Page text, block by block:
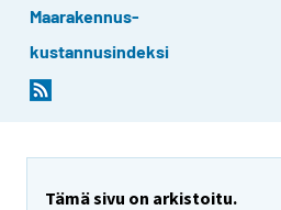
Maarakennus-
kustannusindeksi
Tämä sivu on arkistoitu.